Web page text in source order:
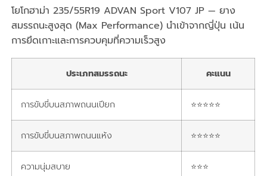
โยโกฮาม่า 235/55R19 ADVAN Sport V107 JP — ยาง
สมรรถนะสูงสุด (Max Performance) นำเข้าจากญี่ปุ่น เน้น
การยึดเกาะและการควบคุมที่ความเร็วสูง
ประเภทสมรรถนะ คะแนน
การขับขี่บนสภาพถนนเปียก ⭐⭐⭐⭐⭐
การขับขี่บนสภาพถนนแห้ง ⭐⭐⭐⭐⭐
ความนุ่มสบาย ⭐⭐⭐